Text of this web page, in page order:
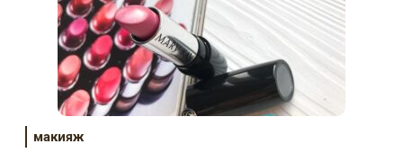
макияж